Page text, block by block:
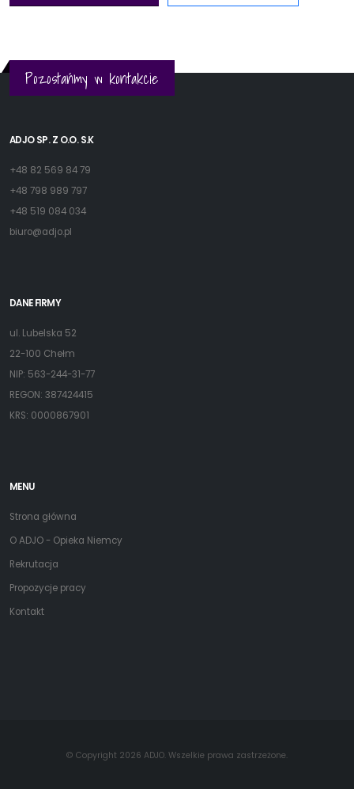
Pozostańmy w kontakcie
ADJO SP. Z O.O. S.K
+48 82 569 84 79
+48 798 989 797
+48 519 084 034
biuro@adjo.pl
DANE FIRMY
ul. Lubelska 52
22-100 Chełm
NIP: 563-244-31-77
REGON: 387424415
KRS: 0000867901
MENU
Strona główna
O ADJO - Opieka Niemcy
Rekrutacja
Propozycje pracy
Kontakt
© Copyright 2026 ADJO. Wszelkie prawa zastrzeżone.